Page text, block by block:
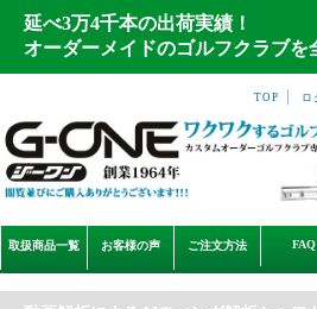
延べ3万4千本の出荷実績！
オーダーメイドのゴルフクラブを
TOP ロ
取扱商品一覧 お客様の声 ご注文方法 FAQ